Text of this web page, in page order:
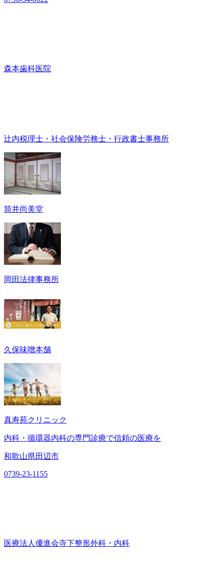
森本歯科医院
辻内税理士・社会保険労務士・行政書士事務所
筒井尚美堂
岡田法律事務所
久保味噌本舗
真寿苑クリニック
内科・循環器内科の専門診療で信頼の医療を
和歌山県田辺市
0739-23-1155
医療法人優進会寺下整形外科・内科